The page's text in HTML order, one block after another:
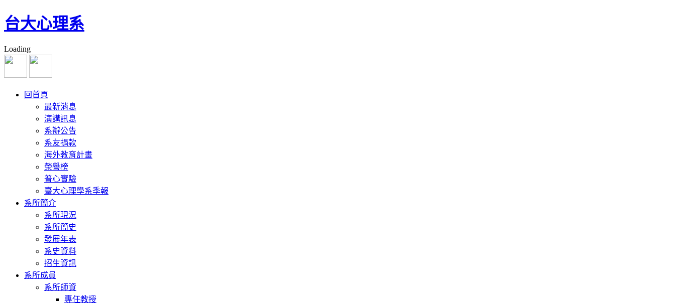
台大心理系
Loading
回首頁
最新消息
演講訊息
系辦公告
系友捐款
海外教育計畫
榮譽榜
普心實驗
臺大心理學系季報
系所簡介
系所現況
系所簡史
發展年表
系史資料
招生資訊
系所成員
系所師資
專任教授